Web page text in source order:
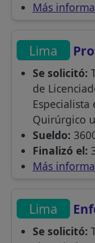
Más
Lima
Se solicitó:
de
Quirúrgico
Sueldo:
Finalizó el:
Más
Lima
Se solicitó: